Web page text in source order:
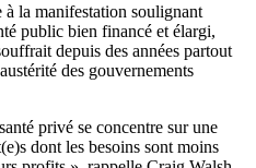
la manifestation soulignant
public bien financé et élargi,
depuis des années partout
des gouvernements
privé se concentre sur une
dont les besoins sont moins